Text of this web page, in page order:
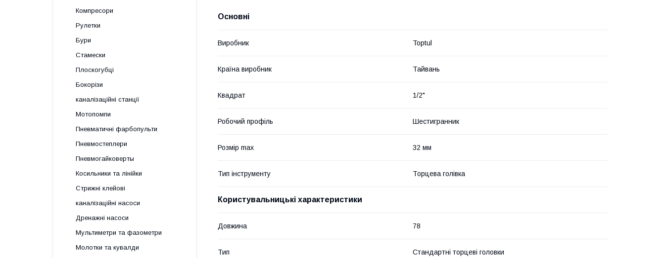
Основні
Виробник Toptul
Країна виробник Тайвань
Квадрат 1/2"
Робочий профіль Шестигранник
Розмір max 32 мм
Тип інструменту Торцева голівка
Користувальницькі характеристики
Довжина 78
Тип Стандартні торцеві головки
Компресори
Рулетки
Бури
Стамески
Плоскогубці
Бокорізи
каналізаційні станції
Мотопомпи
Пневматичні фарбопульти
Пневмостеплери
Пневмогайковерты
Косильники та лінійки
Стрижні клейові
каналізаційні насоси
Дренажні насоси
Мультиметри та фазометри
Молотки та кувалди